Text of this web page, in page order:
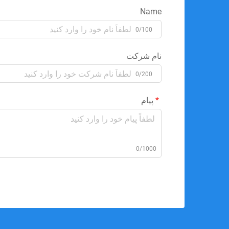
Name
0/100
نام شرکت
0/200
پیام
0/1000